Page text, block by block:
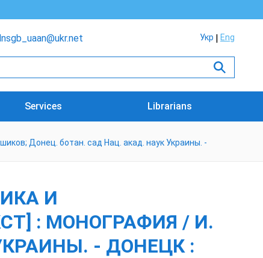
Укр Eng
Services Librarians
Донец. ботан. сад Нац. акад. наук Украины. -
И
: МОНОГРАФИЯ / И.
- ДОНЕЦК :